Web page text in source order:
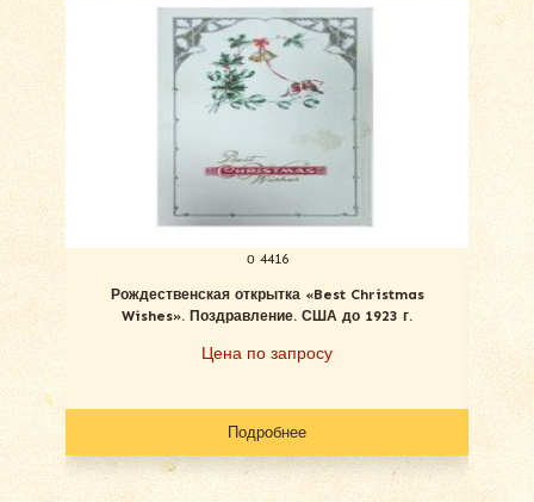
о 4416
Рождественская открытка «Best Christmas
Wishes». Поздравление. США до 1923 г.
Цена по запросу
Подробнее
С